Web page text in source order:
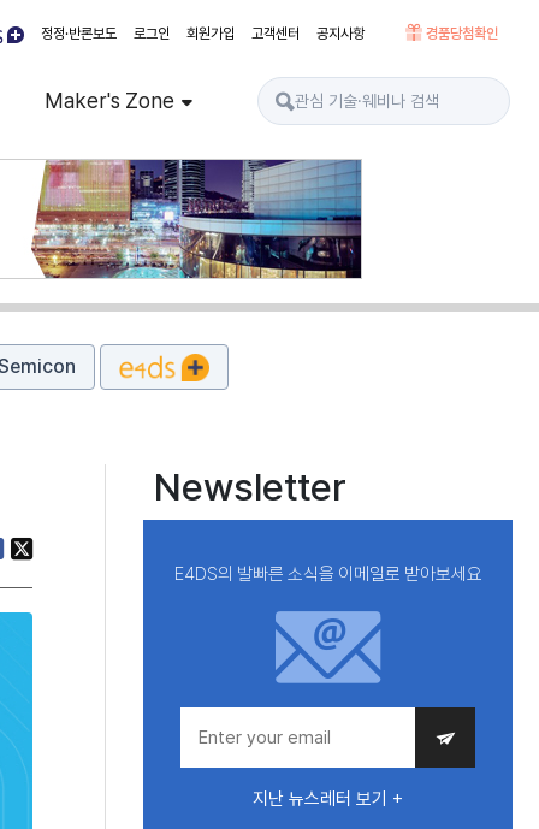
정정·반론보도 로그인 회원가입 고객센터 공지사항 경품당첨확인
Maker's Zone
Newsletter
E4DS의 발빠른 소식을 이메일로 받아보세요
지난 뉴스레터 보기 +